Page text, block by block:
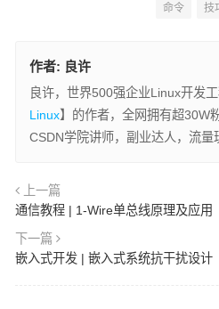
命令 技
作者: 良许
良许，世界500强企业Linux开发
Linux】的作者，全网拥有超30W
CSDN学院讲师，副业达人，流量
上一篇
通信教程 | 1-Wire单总线原理及应用
下一篇
嵌入式开发 | 嵌入式系统抗干扰设计